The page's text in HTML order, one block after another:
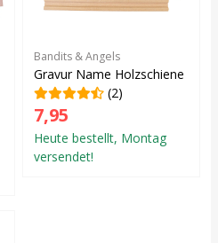
Bandits & Angels
Gravur Name Holzschiene
(2)
7,95
Heute bestellt, Montag
versendet!